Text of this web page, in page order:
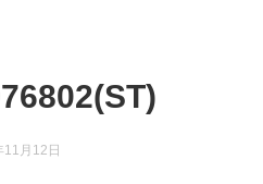
月12日